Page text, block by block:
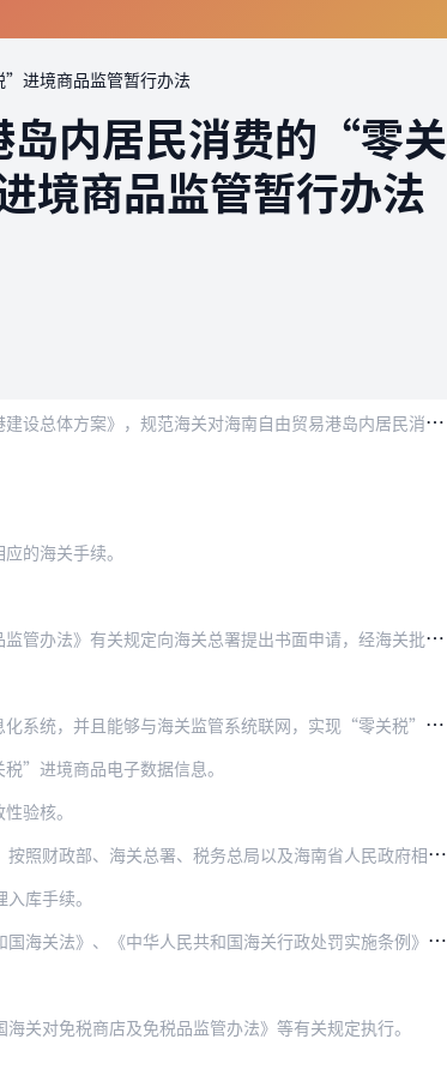
进境商品监管暂行办法
岛内居民消费的“零关
商品监管暂行办法
关对海南自由贸易港岛内居民消费的“零关税”进境商品经营场所（…
的海关手续。
规定向海关总署提出书面申请，经海关批准，并办理注册手续。
监管系统联网，实现“零关税”进境商品进（销）库存管理、岛内居…
”进境商品电子数据信息。
验核。
部、海关总署、税务总局以及海南省人民政府相关规定执行。
库手续。
和国海关行政处罚实施条例》、《中华人民共和国海关对免税商店及…
对免税商店及免税品监管办法》等有关规定执行。